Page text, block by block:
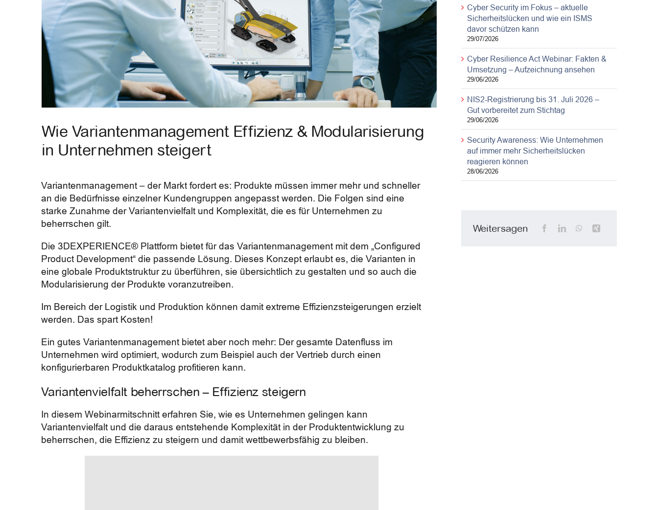
Wie Variantenmanagement Effizienz & Modularisierung
in Unternehmen steigert
Variantenmanagement – der Markt fordert es: Produkte müssen immer mehr und schneller
an die Bedürfnisse einzelner Kundengruppen angepasst werden. Die Folgen sind eine
starke Zunahme der Variantenvielfalt und Komplexität, die es für Unternehmen zu
beherrschen gilt.
Die 3DEXPERIENCE® Plattform bietet für das Variantenmanagement mit dem „Configured
Product Development“ die passende Lösung. Dieses Konzept erlaubt es, die Varianten in
eine globale Produktstruktur zu überführen, sie übersichtlich zu gestalten und so auch die
Modularisierung der Produkte voranzutreiben.
Im Bereich der Logistik und Produktion können damit extreme Effizienzsteigerungen erzielt
werden. Das spart Kosten!
Ein gutes Variantenmanagement bietet aber noch mehr: Der gesamte Datenfluss im
Unternehmen wird optimiert, wodurch zum Beispiel auch der Vertrieb durch einen
konfigurierbaren Produktkatalog profitieren kann.
Variantenvielfalt beherrschen – Effizienz steigern
In diesem Webinarmitschnitt erfahren Sie, wie es Unternehmen gelingen kann
Variantenvielfalt und die daraus entstehende Komplexität in der Produktentwicklung zu
beherrschen, die Effizienz zu steigern und damit wettbewerbsfähig zu bleiben.
Cyber Security im Fokus – aktuelle
Sicherheitslücken und wie ein ISMS
davor schützen kann
29/07/2026
Cyber Resilience Act Webinar: Fakten &
Umsetzung – Aufzeichnung ansehen
29/06/2026
NIS2-Registrierung bis 31. Juli 2026 –
Gut vorbereitet zum Stichtag
29/06/2026
Security Awareness: Wie Unternehmen
auf immer mehr Sicherheitslücken
reagieren können
28/06/2026
Weitersagen